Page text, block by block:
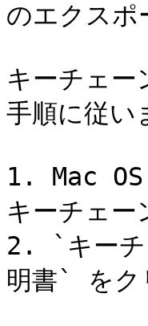
のエクスポ
キーチェー
手順に従い
1. Mac
キーチェ
2. `キーチ
明書` をク